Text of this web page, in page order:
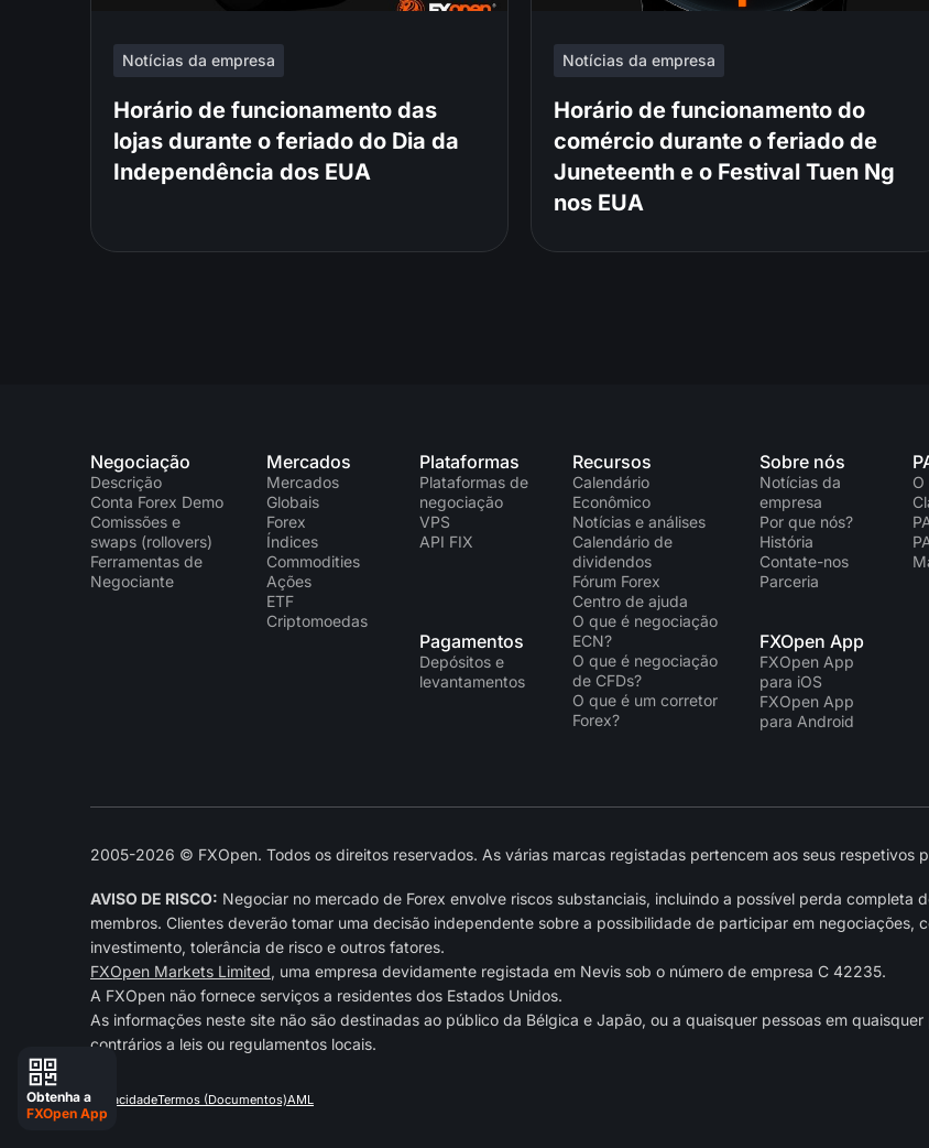
Notícias da empresa
Horário de funcionamento das
lojas durante o feriado do Dia da
Independência dos EUA
Notícias da empresa
Horário de funcionamento do
comércio durante o feriado de
Juneteenth e o Festival Tuen Ng
nos EUA
Negociação
Descrição
Conta Forex Demo
Comissões e
swaps (rollovers)
Ferramentas de
Negociante
Mercados
Mercados
Globais
Forex
Índices
Commodities
Ações
ETF
Criptomoedas
Plataformas
Plataformas de
negociação
VPS
API FIX
Pagamentos
Depósitos e
levantamentos
Recursos
Calendário
Econômico
Notícias e análises
Calendário de
dividendos
Fórum Forex
Centro de ajuda
O que é negociação
ECN?
O que é negociação
de CFDs?
O que é um corretor
Forex?
Sobre nós
Notícias da
empresa
Por que nós?
História
Contate-nos
Parceria
FXOpen App
FXOpen App
para iOS
FXOpen App
para Android
O
2005-2026 © FXOpen. Todos os direitos reservados. As várias marcas registadas pertencem aos seus respetivos
AVISO DE RISCO: Negociar no mercado de Forex envolve riscos substanciais, incluindo a possível perda completa
membros. Clientes deverão tomar uma decisão independente sobre a possibilidade de participar em negociações,
investimento, tolerância de risco e outros fatores.
FXOpen Markets Limited, uma empresa devidamente registada em Nevis sob o número de empresa C 42235.
A FXOpen não fornece serviços a residentes dos Estados Unidos.
As informações neste site não são destinadas ao público da Bélgica e Japão, ou a quaisquer pessoas em
contrários a leis ou regulamentos locais.
PrivacidadeTermos (Documentos)AML
Obtenha a
FXOpen App